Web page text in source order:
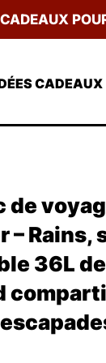
CADEAUX
de
– Rains,
36L